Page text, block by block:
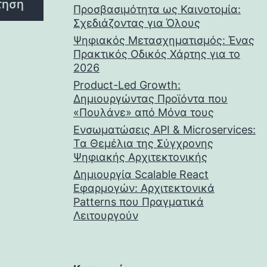
Προσβασιμότητα ως Καινοτομία:
Σχεδιάζοντας για Όλους
Ψηφιακός Μετασχηματισμός: Ένας
Πρακτικός Οδικός Χάρτης για το
2026
Product-Led Growth:
Δημιουργώντας Προϊόντα που
«Πουλάνε» από Μόνα τους
Ενσωματώσεις API & Microservices:
Τα Θεμέλια της Σύγχρονης
Ψηφιακής Αρχιτεκτονικής
Δημιουργία Scalable React
Εφαρμογών: Αρχιτεκτονικά
Patterns που Πραγματικά
Λειτουργούν